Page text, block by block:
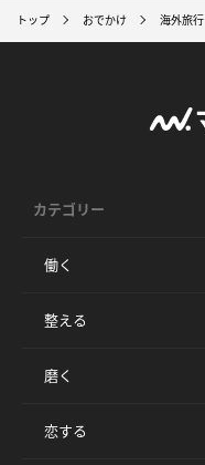
トップ おでかけ 海外旅行
カテゴリー
働く
整える
磨く
恋する